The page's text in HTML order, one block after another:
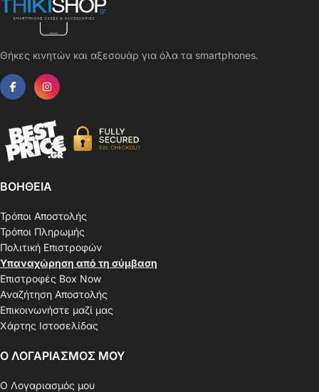
Θήκες κινητών και αξεσουάρ για όλα τα smartphones.
ΒΟΗΘΕΙΑ
Τρόποι Αποστολής
Τρόποι Πληρωμής
Πολιτική Επιστροφών
Υπαναχώρηση από τη σύμβαση
Επιστροφές Box Now
Αναζήτηση Αποστολής
Επικοινωνήστε μαζί μας
Χάρτης Ιστοσελίδας
Ο ΛΟΓΑΡΙΑΣΜΟΣ ΜΟΥ
Ο Λογαριασμός μου